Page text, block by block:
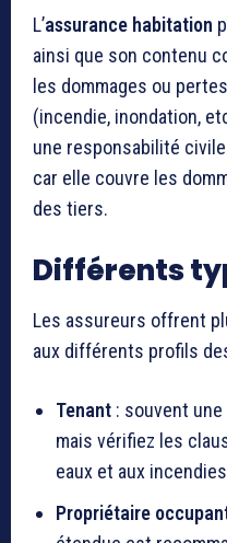
L’assurance habitation
ainsi que son contenu
les dommages ou
(incendie, inondation,
une responsabilité
car elle couvre les
des tiers.
Différents
Les assureurs offrent
aux différents profils
Tenant : souvent
mais vérifiez les
eaux et aux
Propriétaire